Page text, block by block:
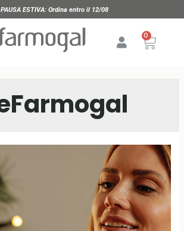
ESTIVA: Ordina entro il 12/08